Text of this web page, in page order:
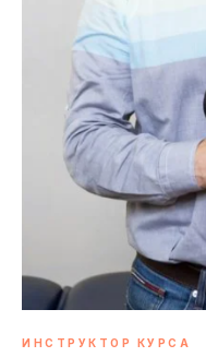
ИНСТРУКТОР КУРСА